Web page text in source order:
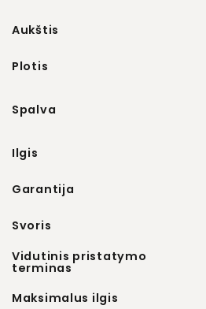
Aukštis
Plotis
Spalva
Ilgis
Garantija
Svoris
Vidutinis pristatymo
terminas
Maksimalus ilgis